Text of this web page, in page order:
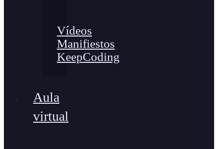
Vídeos
Manifiestos
KeepCoding
Aula
virtual